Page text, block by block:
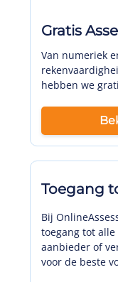
Gratis
Van numeriek
hebben we
Toegang
Bij
toegang tot alle
aanbieder of
voor de beste